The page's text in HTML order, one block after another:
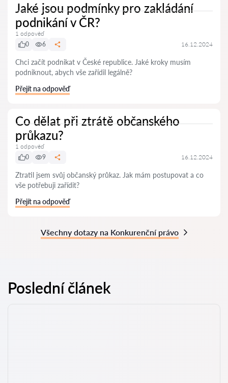
Jaké jsou podmínky pro zakládání
podnikání v ČR?
1 odpověď
0
6 16.12.2024
Chci začít podnikat v České republice. Jaké kroky musím
podniknout, abych vše zařídil legálně?
Přejít na odpověď
Co dělat při ztrátě občanského
průkazu?
1 odpověď
0
9 16.12.2024
Ztratil jsem svůj občanský průkaz. Jak mám postupovat a co
vše potřebuji zařídit?
Přejít na odpověď
Všechny dotazy na Konkurenční právo
Poslední článek